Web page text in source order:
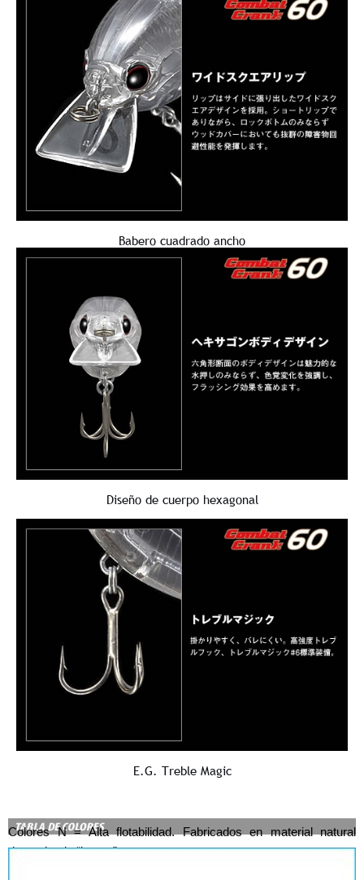
Babero cuadrado ancho
Diseño de cuerpo hexagonal
E.G. Treble Magic
Colores N = Alta flotabilidad. Fabricados en material natural
denominado “hueso”